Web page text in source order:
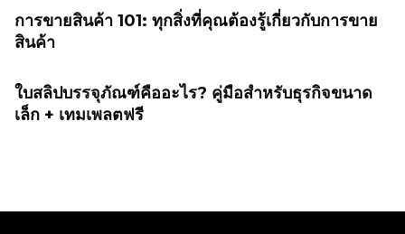
การขายสินค้า 101: ทุกสิ่งที่คุณต้องรู้เกี่ยวกับการขาย
สินค้า
ใบสลิปบรรจุภัณฑ์คืออะไร? คู่มือสำหรับธุรกิจขนาด
เล็ก + เทมเพลตฟรี